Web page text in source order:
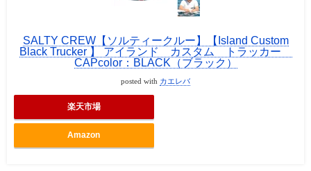
SALTY CREW【ソルティークルー】【Island Custom
Black Trucker 】 アイランド カスタム トラッカー
CAPcolor：BLACK（ブラック）
posted with カエレバ
楽天市場
Amazon